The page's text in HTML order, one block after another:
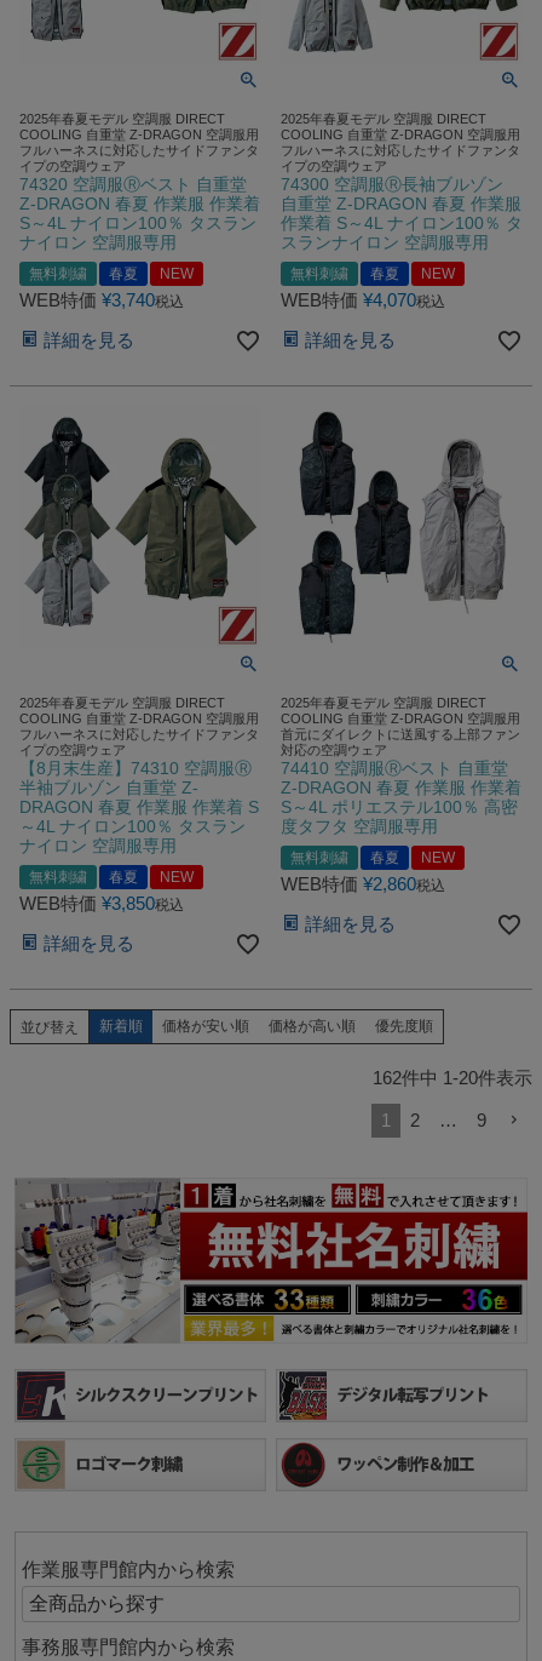
2025年春夏モデル 空調服 DIRECT
COOLING 自重堂 Z-DRAGON 空調服用
フルハーネスに対応したサイドファンタ
イプの空調ウェア
74320 空調服Ⓡベスト 自重堂
Z-DRAGON 春夏 作業服 作業着
S～4L ナイロン100％ タスラン
ナイロン 空調服専用
無料刺繍 春夏 NEW
WEB特価 ¥3,740税込
詳細を見る
2025年春夏モデル 空調服 DIRECT
COOLING 自重堂 Z-DRAGON 空調服用
フルハーネスに対応したサイドファンタ
イプの空調ウェア
74300 空調服Ⓡ長袖ブルゾン
自重堂 Z-DRAGON 春夏 作業服
作業着 S～4L ナイロン100％ タ
スランナイロン 空調服専用
無料刺繍 春夏 NEW
WEB特価 ¥4,070税込
詳細を見る
2025年春夏モデル 空調服 DIRECT
COOLING 自重堂 Z-DRAGON 空調服用
フルハーネスに対応したサイドファンタ
イプの空調ウェア
【8月末生産】74310 空調服Ⓡ
半袖ブルゾン 自重堂 Z-
DRAGON 春夏 作業服 作業着 S
～4L ナイロン100％ タスラン
ナイロン 空調服専用
無料刺繍 春夏 NEW
WEB特価 ¥3,850税込
詳細を見る
2025年春夏モデル 空調服 DIRECT
COOLING 自重堂 Z-DRAGON 空調服用
首元にダイレクトに送風する上部ファン
対応の空調ウェア
74410 空調服Ⓡベスト 自重堂
Z-DRAGON 春夏 作業服 作業着
S～4L ポリエステル100％ 高密
度タフタ 空調服専用
無料刺繍 春夏 NEW
WEB特価 ¥2,860税込
詳細を見る
並び替え 新着順 価格が安い順 価格が高い順 優先度順
162件中 1-20件表示
1 2 … 9
作業服専門館内から検索
事務服専門館内から検索